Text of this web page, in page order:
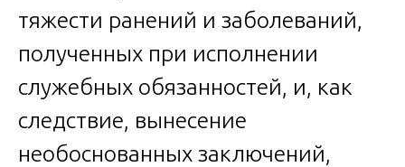
тяжести ранений и заболеваний,
полученных при исполнении
служебных обязанностей, и, как
следствие, вынесение
необоснованных заключений,